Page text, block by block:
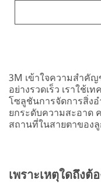
3M เข้าใจความสำคั
อย่างรวดเร็ว เราใช้
โซลูชันการจัดการสิ่ง
ยกระดับความสะอาด
สถานที่ในสายตาขอ
เพราะเหตุใดถึง